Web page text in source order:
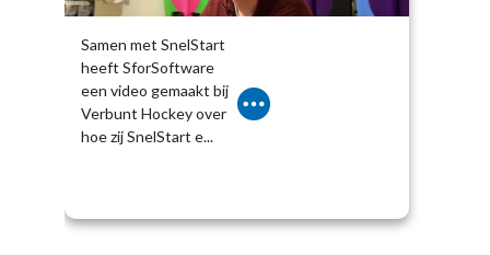
Samen met SnelStart
heeft SforSoftware
een video gemaakt bij
Verbunt Hockey over
hoe zij SnelStart e...